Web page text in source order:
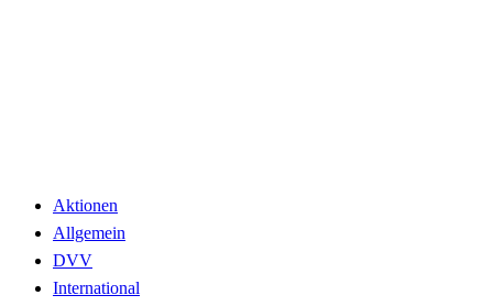
Aktionen
Allgemein
DVV
International